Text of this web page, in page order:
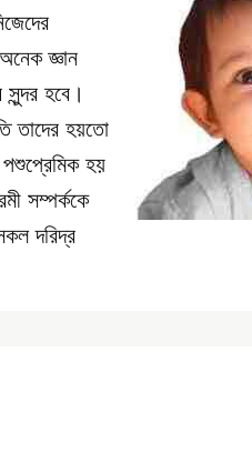
জ্ঞান
হবে।
তাদের হয়তো
হয়
সম্পর্ককে
দরিদ্র